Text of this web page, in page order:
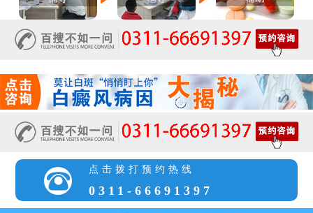
点击拨打预约热线
0311-66691397